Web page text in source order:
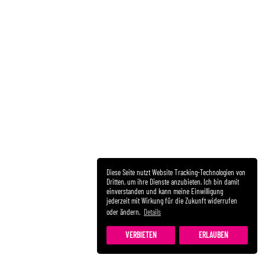
Diese Seite nutzt Website Tracking-Technologien von
Dritten, um ihre Dienste anzubieten. Ich bin damit
einverstanden und kann meine Einwilligung
jederzeit mit Wirkung für die Zukunft widerrufen
oder ändern. Details
VERBIETEN ERLAUBEN